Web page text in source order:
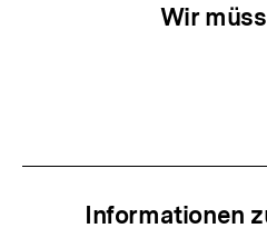
Wir
Informationen